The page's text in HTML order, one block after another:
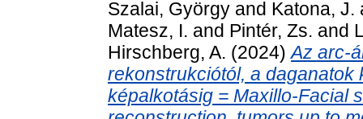
Szalai, György and Katona, J.
Matesz, I. and Pintér, Zs. and
Hirschberg, A. (2024)Az arc-
rekonstrukciótól, a
képalkotásig = Maxillo-Facial